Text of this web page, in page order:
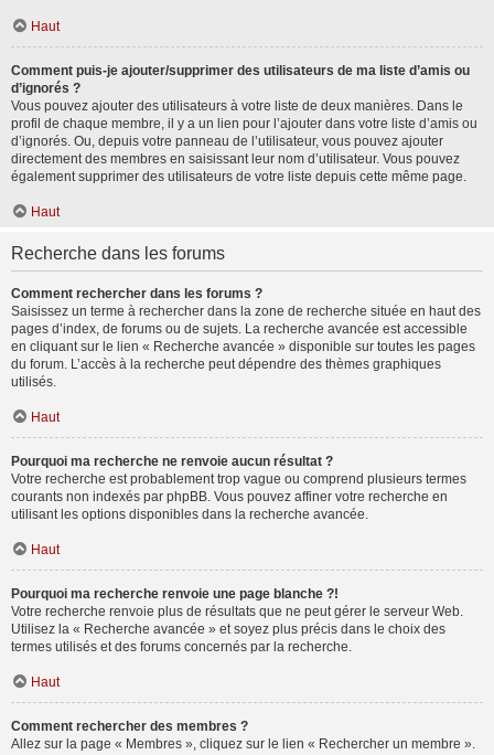
Haut
Comment puis-je ajouter/supprimer des utilisateurs de ma liste d’amis ou
d’ignorés ?
Vous pouvez ajouter des utilisateurs à votre liste de deux manières. Dans le
profil de chaque membre, il y a un lien pour l’ajouter dans votre liste d’amis ou
d’ignorés. Ou, depuis votre panneau de l’utilisateur, vous pouvez ajouter
directement des membres en saisissant leur nom d’utilisateur. Vous pouvez
également supprimer des utilisateurs de votre liste depuis cette même page.
Haut
Recherche dans les forums
Comment rechercher dans les forums ?
Saisissez un terme à rechercher dans la zone de recherche située en haut des
pages d’index, de forums ou de sujets. La recherche avancée est accessible
en cliquant sur le lien « Recherche avancée » disponible sur toutes les pages
du forum. L’accès à la recherche peut dépendre des thèmes graphiques
utilisés.
Haut
Pourquoi ma recherche ne renvoie aucun résultat ?
Votre recherche est probablement trop vague ou comprend plusieurs termes
courants non indexés par phpBB. Vous pouvez affiner votre recherche en
utilisant les options disponibles dans la recherche avancée.
Haut
Pourquoi ma recherche renvoie une page blanche ?!
Votre recherche renvoie plus de résultats que ne peut gérer le serveur Web.
Utilisez la « Recherche avancée » et soyez plus précis dans le choix des
termes utilisés et des forums concernés par la recherche.
Haut
Comment rechercher des membres ?
Allez sur la page « Membres », cliquez sur le lien « Rechercher un membre ».